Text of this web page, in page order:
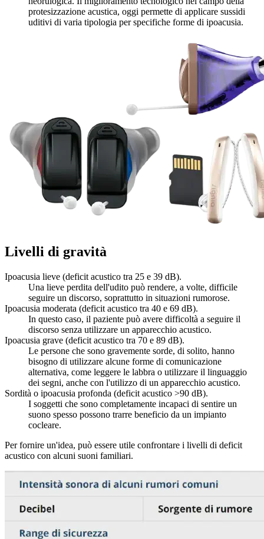
protesizzazione acustica, oggi permette di applicare sussidi
uditivi di varia tipologia per specifiche forme di ipoacusia.
Livelli di gravità
Ipoacusia lieve (deficit acustico tra 25 e 39 dB).
Una lieve perdita dell'udito può rendere, a volte, difficile
seguire un discorso, soprattutto in situazioni rumorose.
Ipoacusia moderata (deficit acustico tra 40 e 69 dB).
In questo caso, il paziente può avere difficoltà a seguire il
discorso senza utilizzare un apparecchio acustico.
Ipoacusia grave (deficit acustico tra 70 e 89 dB).
Le persone che sono gravemente sorde, di solito, hanno
bisogno di utilizzare alcune forme di comunicazione
alternativa, come leggere le labbra o utilizzare il linguaggio
dei segni, anche con l'utilizzo di un apparecchio acustico.
Sordità o ipoacusia profonda (deficit acustico >90 dB).
I soggetti che sono completamente incapaci di sentire un
suono spesso possono trarre beneficio da un impianto
cocleare.
Per fornire un'idea, può essere utile confrontare i livelli di deficit
acustico con alcuni suoni familiari.